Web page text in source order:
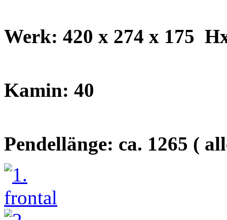
Werk: 420 x 274 x 175
Kamin: 40
Pendellänge: ca. 1265 (